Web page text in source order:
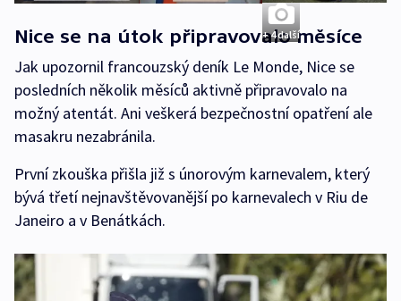
+ 4 další
Nice se na útok připravovalo měsíce
Jak upozornil francouzský deník Le Monde, Nice se
posledních několik měsíců aktivně připravovalo na
možný atentát. Ani veškerá bezpečnostní opatření ale
masakru nezabránila.
První zkouška přišla již s únorovým karnevalem, který
bývá třetí nejnavštěvovanější po karnevalech v Riu de
Janeiro a v Benátkách.